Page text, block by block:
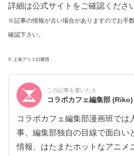
詳細は公式サイトをご確認くださ
※記事の情報が古い場合がありますのでお手
確認下さい。
© 上海アリス幻樂団
この記事を書いた人
コラボカフェ編集部
コラボカフェ編集部漫画班では
事、編集部独自の目線で面白い
情報、はたまたホットなアニメ